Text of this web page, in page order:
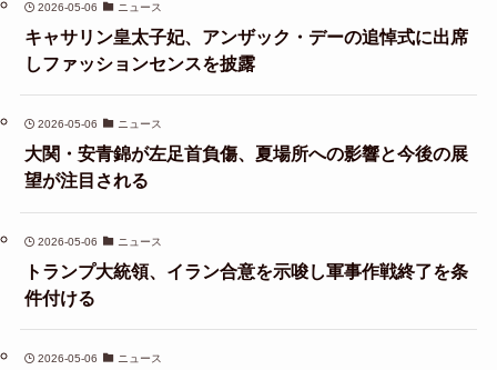
2026-05-06 ニュース
キャサリン皇太子妃、アンザック・デーの追悼式に出席
しファッションセンスを披露
2026-05-06 ニュース
大関・安青錦が左足首負傷、夏場所への影響と今後の展
望が注目される
2026-05-06 ニュース
トランプ大統領、イラン合意を示唆し軍事作戦終了を条
件付ける
2026-05-06 ニュース